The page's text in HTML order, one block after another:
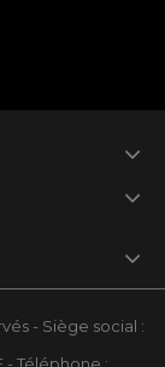
- Siège social :